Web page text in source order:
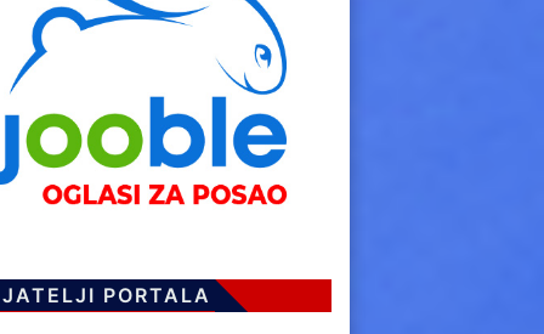
PORTALA